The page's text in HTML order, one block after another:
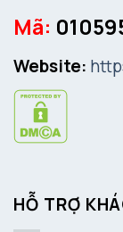
Mã:
Website:
HỖ TRỢ